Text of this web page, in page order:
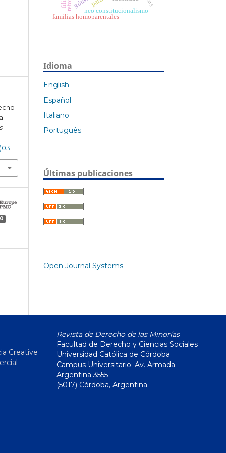
0
familias homoparentales
neo constitucionalismo
Idioma
English
Español
Italiano
Português
Últimas publicaciones
Open Journal Systems
Creative
Revista de Derecho de las Minorías
Facultad de Derecho y Ciencias Sociales
Universidad Católica de Córdoba
Campus Universitario. Av. Armada
Argentina 3555
(5017) Córdoba, Argentina